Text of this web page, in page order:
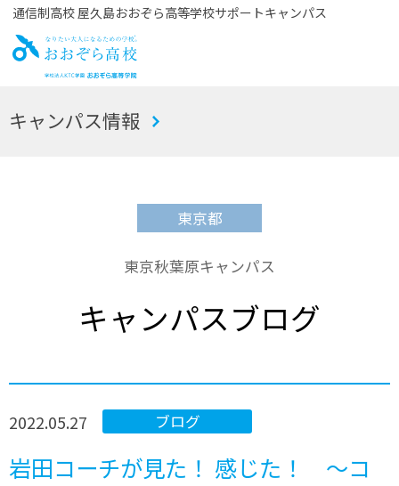
通信制高校 屋久島おおぞら高等学校サポートキャンパス
お
キャンパス情報
東京都
東京秋葉原キャンパス
キャンパスブログ
ブログ
2022.05.27
岩田コーチが見た！ 感じた！ ～コ